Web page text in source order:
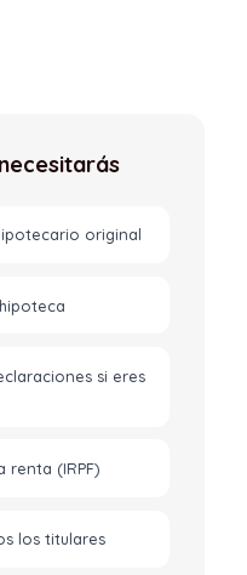
original
si eres
renta (IRPF)
los titulares